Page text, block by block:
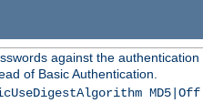
against the
of Basic Authentication.
MD5|Off